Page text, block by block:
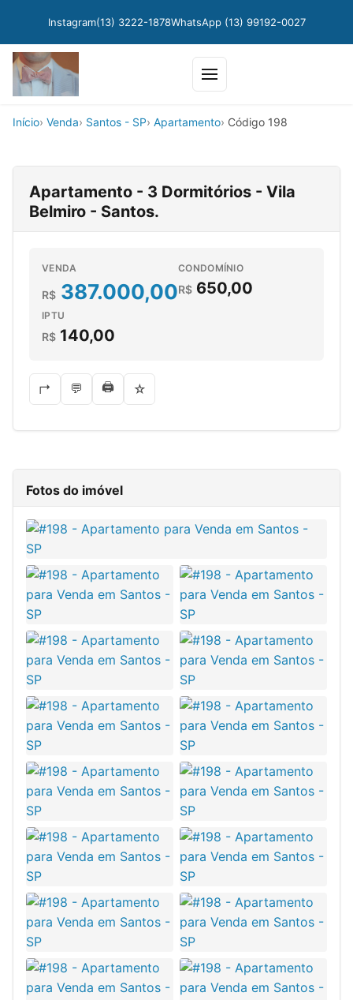
Instagram(13) 3222-1878WhatsApp (13) 99192-0027
Abrir
menu
Início Venda Santos - SP Apartamento Código 198
Apartamento - 3 Dormitórios - Vila
Belmiro - Santos.
VENDA
R$ 387.000,00
CONDOMÍNIO
R$ 650,00
IPTU
R$ 140,00
↱ 💬 🖨 ☆
Fotos do imóvel